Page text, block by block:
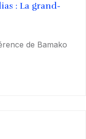
: La grand-
de Bamako